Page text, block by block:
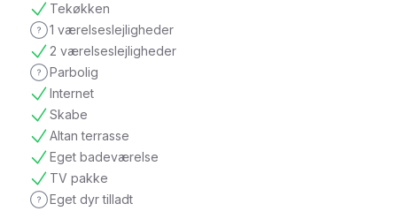
Tekøkken
tilgængelig
1 værelseslejligheder
ikke oplyst
2 værelseslejligheder
tilgængelig
Parbolig
ikke oplyst
Internet
tilgængelig
Skabe
tilgængelig
Altan terrasse
tilgængelig
Eget badeværelse
tilgængelig
TV pakke
tilgængelig
Eget dyr tilladt
ikke oplyst